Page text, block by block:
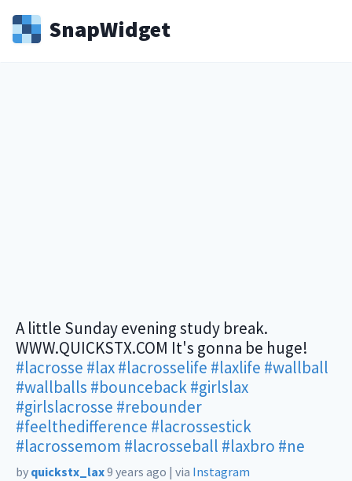
SnapWidget
A little Sunday evening study break.
WWW.QUICKSTX.COM It's gonna be huge!
#lacrosse #lax#lacrosselife #laxlife #wallball
#wallballs #bounceback#girlslax
#girlslacrosse #rebounder
#feelthedifference #lacrossestick
#lacrossemom #lacrosseball #laxbro #ne
by quickstx_lax9 years ago | via Instagram